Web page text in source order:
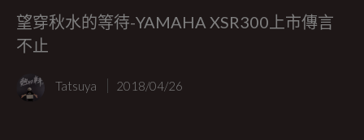
望穿秋水的等待-YAMAHA XSR300上市傳言
不止
Tatsuya 2018/04/26